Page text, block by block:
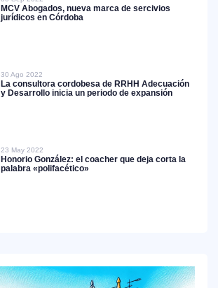
MCV Abogados, nueva marca de sercivios
jurídicos en Córdoba
30 Ago 2022
La consultora cordobesa de RRHH Adecuación
y Desarrollo inicia un periodo de expansión
23 May 2022
Honorio González: el coacher que deja corta la
palabra «polifacético»